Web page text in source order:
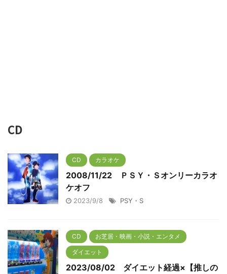
CD
CD カラオケ
2008/11/22 ＰＳＹ・Ｓオンリーカラオ
ケオフ
2023/9/8 PSY・S
CD お芝居・映画・小説・エンタメ
ダイエット
2023/08/02 ダイエット経過×【推しの